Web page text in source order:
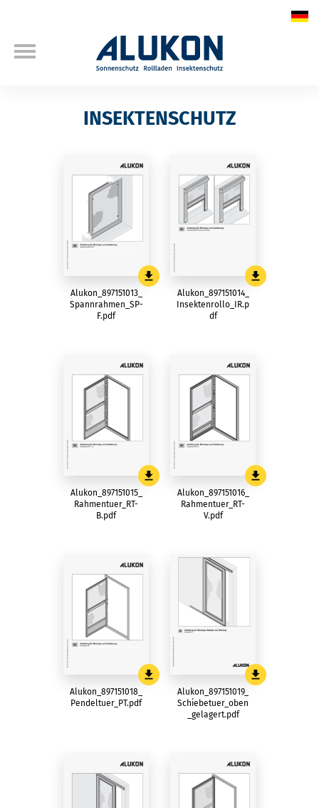
INSEKTENSCHUTZ
Alukon_897151013_
Spannrahmen_SP-
F.pdf
Alukon_897151014_
Insektenrollo_IR.p
df
Alukon_897151015_
Rahmentuer_RT-
B.pdf
Alukon_897151016_
Rahmentuer_RT-
V.pdf
Alukon_897151018_
Pendeltuer_PT.pdf
Alukon_897151019_
Schiebetuer_oben
_gelagert.pdf